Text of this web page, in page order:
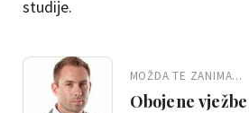
studije.
MOŽDA TE ZANIMA...
Obojene